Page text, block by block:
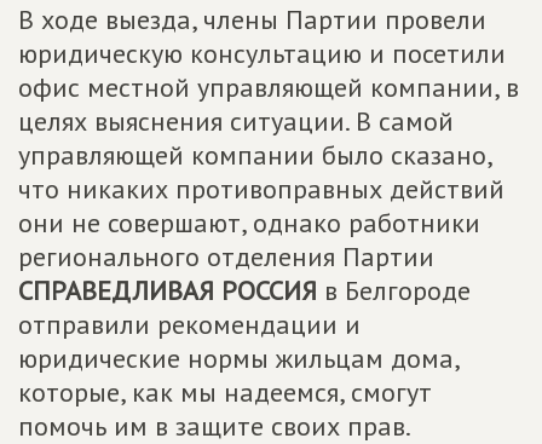
В ходе выезда, члены Партии провели
юридическую консультацию и посетили
офис местной управляющей компании, в
целях выяснения ситуации. В самой
управляющей компании было сказано,
что никаких противоправных действий
они не совершают, однако работники
регионального отделения Партии
СПРАВЕДЛИВАЯ РОССИЯ в Белгороде
отправили рекомендации и
юридические нормы жильцам дома,
которые, как мы надеемся, смогут
помочь им в защите своих прав.